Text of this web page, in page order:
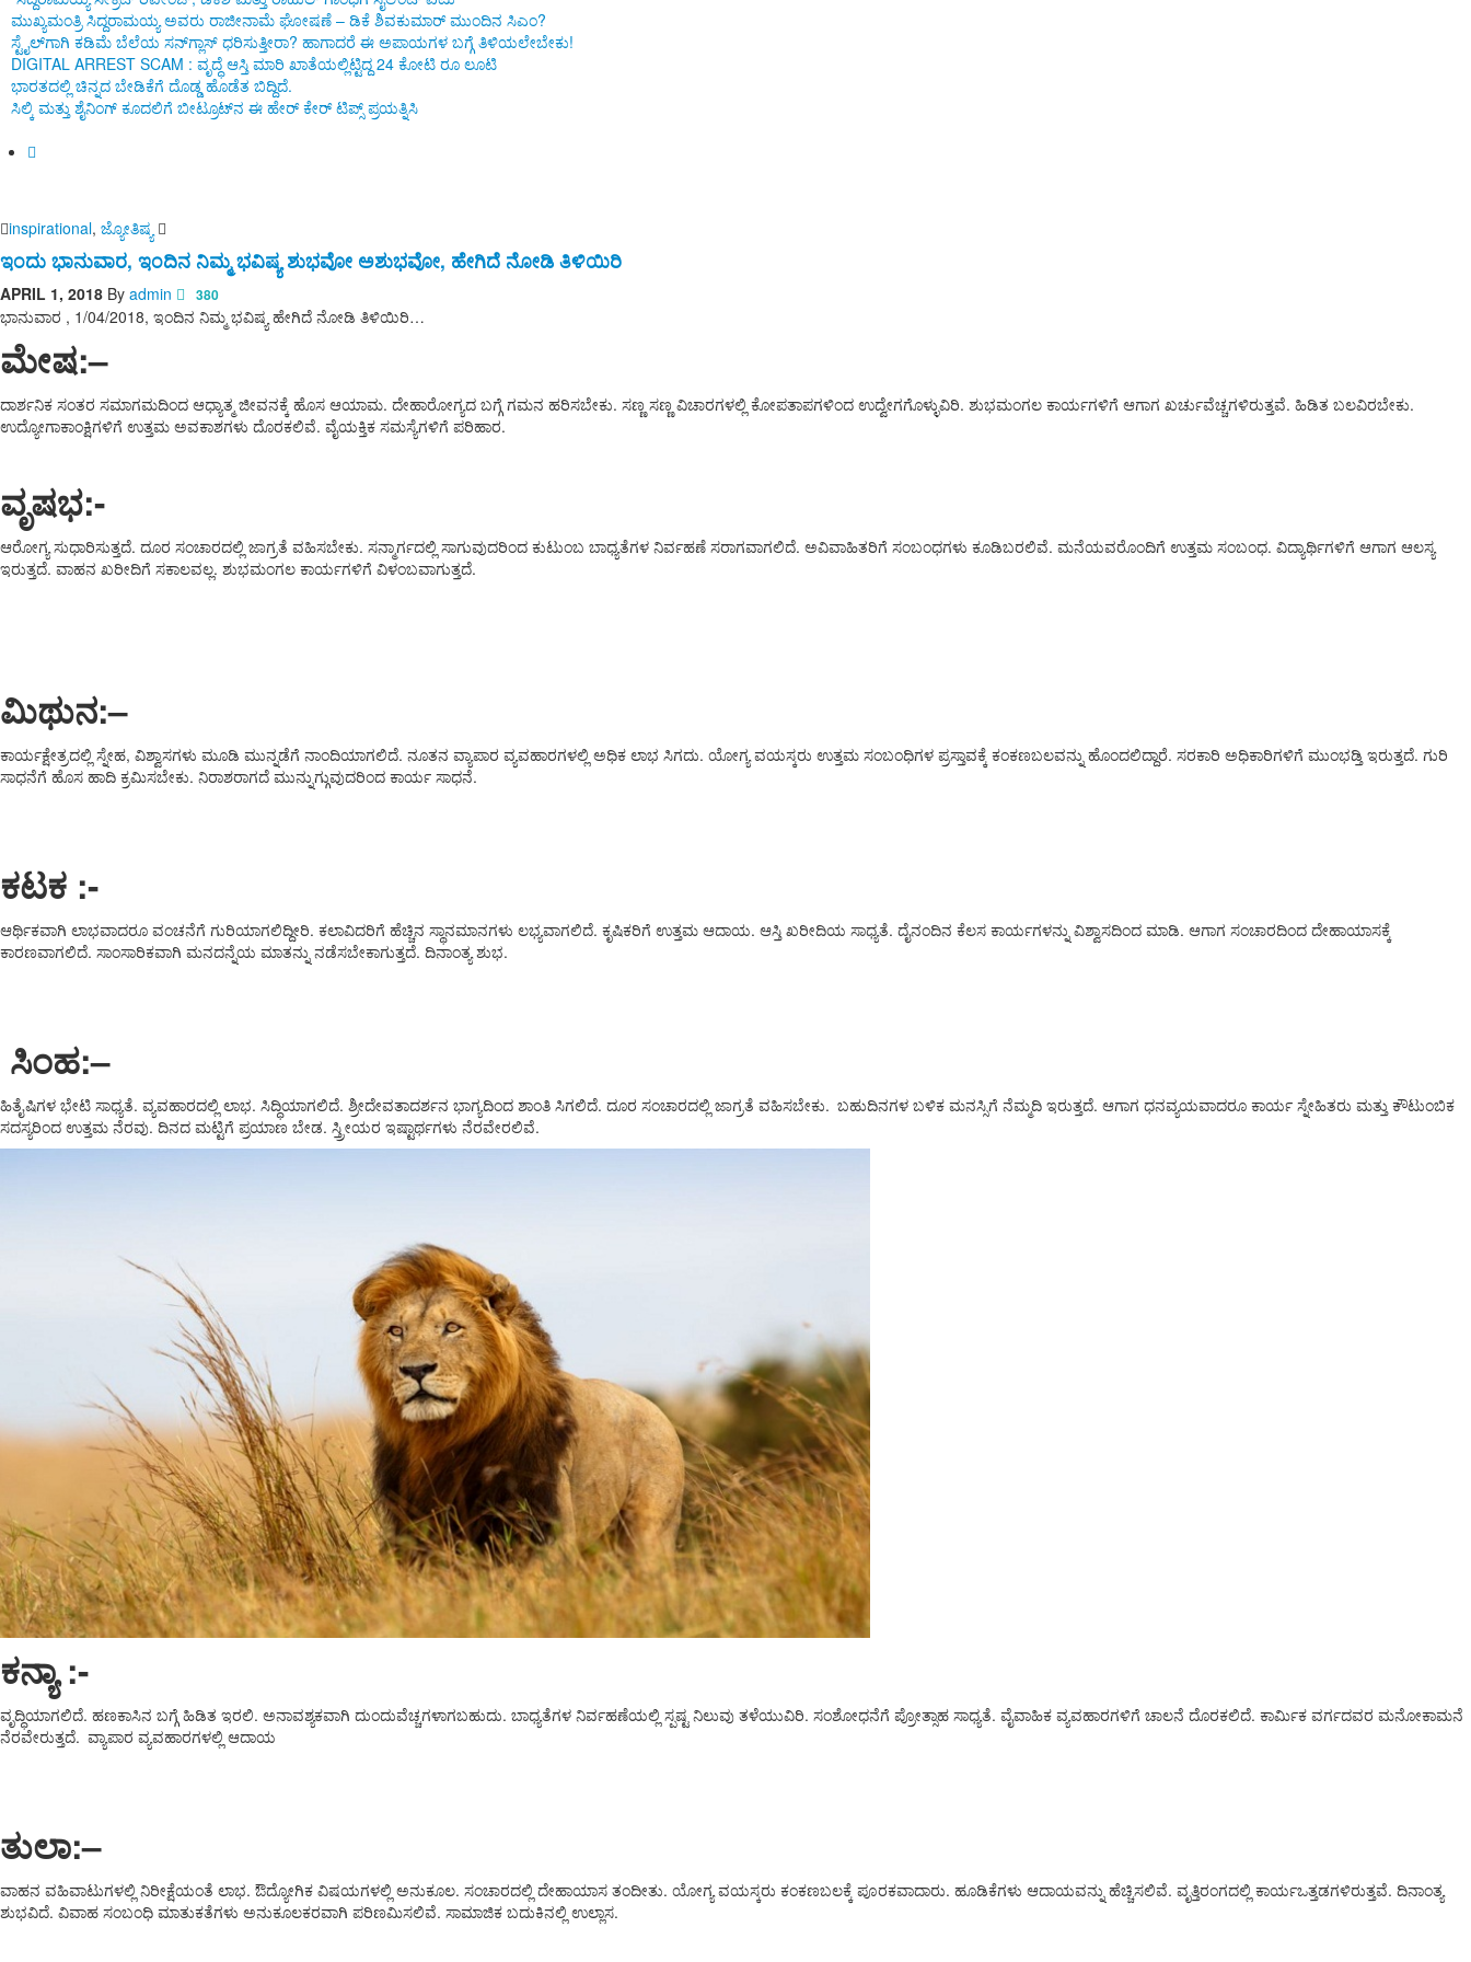
ಮುಖ್ಯಮಂತ್ರಿ ಸಿದ್ದರಾಮಯ್ಯ ಅವರು ರಾಜೀನಾಮೆ ಘೋಷಣೆ – ಡಿಕೆ ಶಿವಕುಮಾರ್ ಮುಂದಿನ ಸಿಎಂ?
ಸ್ಟೈಲ್‌ಗಾಗಿ ಕಡಿಮೆ ಬೆಲೆಯ ಸನ್‌ಗ್ಲಾಸ್ ಧರಿಸುತ್ತೀರಾ? ಹಾಗಾದರೆ ಈ ಅಪಾಯಗಳ ಬಗ್ಗೆ ತಿಳಿಯಲೇಬೇಕು!
DIGITAL ARREST SCAM : ವೃದ್ಧೆ ಆಸ್ತಿ ಮಾರಿ ಖಾತೆಯಲ್ಲಿಟ್ಟಿದ್ದ 24 ಕೋಟಿ ರೂ ಲೂಟಿ
ಭಾರತದಲ್ಲಿ ಚಿನ್ನದ ಬೇಡಿಕೆಗೆ ದೊಡ್ಡ ಹೊಡೆತ ಬಿದ್ದಿದೆ.
ಸಿಲ್ಕಿ ಮತ್ತು ಶೈನಿಂಗ್ ಕೂದಲಿಗೆ ಬೀಟ್ರೂಟ್‌ನ ಈ ಹೇರ್ ಕೇರ್ ಟಿಪ್ಸ್ ಪ್ರಯತ್ನಿಸಿ
inspirational, ಜ್ಯೋತಿಷ್ಯ
ಇಂದು ಭಾನುವಾರ, ಇಂದಿನ ನಿಮ್ಮ ಭವಿಷ್ಯ ಶುಭವೋ ಅಶುಭವೋ, ಹೇಗಿದೆ ನೋಡಿ ತಿಳಿಯಿರಿ
APRIL 1, 2018 By admin 380
ಭಾನುವಾರ , 1/04/2018, ಇಂದಿನ ನಿಮ್ಮ ಭವಿಷ್ಯ ಹೇಗಿದೆ ನೋಡಿ ತಿಳಿಯಿರಿ…
ಮೇಷ:–
ದಾರ್ಶನಿಕ ಸಂತರ ಸಮಾಗಮದಿಂದ ಆಧ್ಯಾತ್ಮ ಜೀವನಕ್ಕೆ ಹೊಸ ಆಯಾಮ. ದೇಹಾರೋಗ್ಯದ ಬಗ್ಗೆ ಗಮನ ಹರಿಸಬೇಕು. ಸಣ್ಣ ಸಣ್ಣ ವಿಚಾರಗಳಲ್ಲಿ ಕೋಪತಾಪಗಳಿಂದ ಉದ್ವೇಗಗೊಳ್ಳುವಿರಿ. ಶುಭಮಂಗಲ ಕಾರ್ಯಗಳಿಗೆ ಆಗಾಗ ಖರ್ಚುವೆಚ್ಚಗಳಿರುತ್ತವೆ. ಹಿಡಿತ ಬಲವಿರಬೇಕು.
ಉದ್ಯೋಗಾಕಾಂಕ್ಷಿಗಳಿಗೆ ಉತ್ತಮ ಅವಕಾಶಗಳು ದೊರಕಲಿವೆ. ವೈಯಕ್ತಿಕ ಸಮಸ್ಯೆಗಳಿಗೆ ಪರಿಹಾರ.
ವೃಷಭ:-
ಆರೋಗ್ಯ ಸುಧಾರಿಸುತ್ತದೆ. ದೂರ ಸಂಚಾರದಲ್ಲಿ ಜಾಗ್ರತೆ ವಹಿಸಬೇಕು. ಸನ್ಮಾರ್ಗದಲ್ಲಿ ಸಾಗುವುದರಿಂದ ಕುಟುಂಬ ಬಾಧ್ಯತೆಗಳ ನಿರ್ವಹಣೆ ಸರಾಗವಾಗಲಿದೆ. ಅವಿವಾಹಿತರಿಗೆ ಸಂಬಂಧಗಳು ಕೂಡಿಬರಲಿವೆ. ಮನೆಯವರೊಂದಿಗೆ ಉತ್ತಮ ಸಂಬಂಧ. ವಿದ್ಯಾರ್ಥಿಗಳಿಗೆ ಆಗಾಗ ಆಲಸ್ಯ
ಇರುತ್ತದೆ. ವಾಹನ ಖರೀದಿಗೆ ಸಕಾಲವಲ್ಲ. ಶುಭಮಂಗಲ ಕಾರ್ಯಗಳಿಗೆ ವಿಳಂಬವಾಗುತ್ತದೆ.
ಮಿಥುನ:–
ಕಾರ್ಯಕ್ಷೇತ್ರದಲ್ಲಿ ಸ್ನೇಹ, ವಿಶ್ವಾಸಗಳು ಮೂಡಿ ಮುನ್ನಡೆಗೆ ನಾಂದಿಯಾಗಲಿದೆ. ನೂತನ ವ್ಯಾಪಾರ ವ್ಯವಹಾರಗಳಲ್ಲಿ ಅಧಿಕ ಲಾಭ ಸಿಗದು. ಯೋಗ್ಯ ವಯಸ್ಕರು ಉತ್ತಮ ಸಂಬಂಧಿಗಳ ಪ್ರಸ್ತಾವಕ್ಕೆ ಕಂಕಣಬಲವನ್ನು ಹೊಂದಲಿದ್ದಾರೆ. ಸರಕಾರಿ ಅಧಿಕಾರಿಗಳಿಗೆ ಮುಂಭಡ್ತಿ ಇರುತ್ತದೆ. ಗುರಿ
ಸಾಧನೆಗೆ ಹೊಸ ಹಾದಿ ಕ್ರಮಿಸಬೇಕು. ನಿರಾಶರಾಗದೆ ಮುನ್ನುಗ್ಗುವುದರಿಂದ ಕಾರ್ಯ ಸಾಧನೆ.
ಕಟಕ :-
ಆರ್ಥಿಕವಾಗಿ ಲಾಭವಾದರೂ ವಂಚನೆಗೆ ಗುರಿಯಾಗಲಿದ್ದೀರಿ. ಕಲಾವಿದರಿಗೆ ಹೆಚ್ಚಿನ ಸ್ಥಾನಮಾನಗಳು ಲಭ್ಯವಾಗಲಿದೆ. ಕೃಷಿಕರಿಗೆ ಉತ್ತಮ ಆದಾಯ. ಆಸ್ತಿ ಖರೀದಿಯ ಸಾಧ್ಯತೆ. ದೈನಂದಿನ ಕೆಲಸ ಕಾರ್ಯಗಳನ್ನು ವಿಶ್ವಾಸದಿಂದ ಮಾಡಿ. ಆಗಾಗ ಸಂಚಾರದಿಂದ ದೇಹಾಯಾಸಕ್ಕೆ
ಕಾರಣವಾಗಲಿದೆ. ಸಾಂಸಾರಿಕವಾಗಿ ಮನದನ್ನೆಯ ಮಾತನ್ನು ನಡೆಸಬೇಕಾಗುತ್ತದೆ. ದಿನಾಂತ್ಯ ಶುಭ.
ಸಿಂಹ:–
ಹಿತೈಷಿಗಳ ಭೇಟಿ ಸಾಧ್ಯತೆ. ವ್ಯವಹಾರದಲ್ಲಿ ಲಾಭ. ಸಿದ್ಧಿಯಾಗಲಿದೆ. ಶ್ರೀದೇವತಾದರ್ಶನ ಭಾಗ್ಯದಿಂದ ಶಾಂತಿ ಸಿಗಲಿದೆ. ದೂರ ಸಂಚಾರದಲ್ಲಿ ಜಾಗ್ರತೆ ವಹಿಸಬೇಕು. ಬಹುದಿನಗಳ ಬಳಿಕ ಮನಸ್ಸಿಗೆ ನೆಮ್ಮದಿ ಇರುತ್ತದೆ. ಆಗಾಗ ಧನವ್ಯಯವಾದರೂ ಕಾರ್ಯ ಸ್ನೇಹಿತರು ಮತ್ತು ಕೌಟುಂಬಿಕ
ಸದಸ್ಯರಿಂದ ಉತ್ತಮ ನೆರವು. ದಿನದ ಮಟ್ಟಿಗೆ ಪ್ರಯಾಣ ಬೇಡ. ಸ್ತ್ರೀಯರ ಇಷ್ಟಾರ್ಥಗಳು ನೆರವೇರಲಿವೆ.
ಕನ್ಯಾ :-
ವೃದ್ಧಿಯಾಗಲಿದೆ. ಹಣಕಾಸಿನ ಬಗ್ಗೆ ಹಿಡಿತ ಇರಲಿ. ಅನಾವಶ್ಯಕವಾಗಿ ದುಂದುವೆಚ್ಚಗಳಾಗಬಹುದು. ಬಾಧ್ಯತೆಗಳ ನಿರ್ವಹಣೆಯಲ್ಲಿ ಸ್ಪಷ್ಟ ನಿಲುವು ತಳೆಯುವಿರಿ. ಸಂಶೋಧನೆಗೆ ಪ್ರೋತ್ಸಾಹ ಸಾಧ್ಯತೆ. ವೈವಾಹಿಕ ವ್ಯವಹಾರಗಳಿಗೆ ಚಾಲನೆ ದೊರಕಲಿದೆ. ಕಾರ್ಮಿಕ ವರ್ಗದವರ ಮನೋಕಾಮನೆ
ನೆರವೇರುತ್ತದೆ. ವ್ಯಾಪಾರ ವ್ಯವಹಾರಗಳಲ್ಲಿ ಆದಾಯ
ತುಲಾ:–
ವಾಹನ ವಹಿವಾಟುಗಳಲ್ಲಿ ನಿರೀಕ್ಷೆಯಂತೆ ಲಾಭ. ಔದ್ಯೋಗಿಕ ವಿಷಯಗಳಲ್ಲಿ ಅನುಕೂಲ. ಸಂಚಾರದಲ್ಲಿ ದೇಹಾಯಾಸ ತಂದೀತು. ಯೋಗ್ಯ ವಯಸ್ಕರು ಕಂಕಣಬಲಕ್ಕೆ ಪೂರಕವಾದಾರು. ಹೂಡಿಕೆಗಳು ಆದಾಯವನ್ನು ಹೆಚ್ಚಿಸಲಿವೆ. ವೃತ್ತಿರಂಗದಲ್ಲಿ ಕಾರ್ಯಒತ್ತಡಗಳಿರುತ್ತವೆ. ದಿನಾಂತ್ಯ
ಶುಭವಿದೆ. ವಿವಾಹ ಸಂಬಂಧಿ ಮಾತುಕತೆಗಳು ಅನುಕೂಲಕರವಾಗಿ ಪರಿಣಮಿಸಲಿವೆ. ಸಾಮಾಜಿಕ ಬದುಕಿನಲ್ಲಿ ಉಲ್ಲಾಸ.